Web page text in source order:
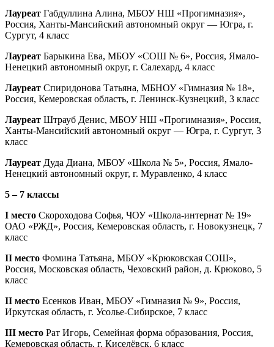
Лауреат Габдуллина Алина, МБОУ НШ «Прогимназия»,
Россия, Ханты-Мансийский автономный округ — Югра, г.
Сургут, 4 класс
Лауреат Барыкина Ева, МБОУ «СОШ № 6», Россия, Ямало-
Ненецкий автономный округ, г. Салехард, 4 класс
Лауреат Спиридонова Татьяна, МБНОУ «Гимназия № 18»,
Россия, Кемеровская область, г. Ленинск-Кузнецкий, 3 класс
Лауреат Штрауб Денис, МБОУ НШ «Прогимназия», Россия,
Ханты-Мансийский автономный округ — Югра, г. Сургут, 3
класс
Лауреат Дуда Диана, МБОУ «Школа № 5», Россия, Ямало-
Ненецкий автономный округ, г. Муравленко, 4 класс
5 – 7 классы
I место Скороходова Софья, ЧОУ «Школа-интернат № 19»
ОАО «РЖД», Россия, Кемеровская область, г. Новокузнецк, 7
класс
II место Фомина Татьяна, МБОУ «Крюковская СОШ»,
Россия, Московская область, Чеховский район, д. Крюково, 5
класс
II место Есенков Иван, МБОУ «Гимназия № 9», Россия,
Иркутская область, г. Усолье-Сибирское, 7 класс
III место Рат Игорь, Семейная форма образования, Россия,
Кемеровская область, г. Киселёвск, 6 класс